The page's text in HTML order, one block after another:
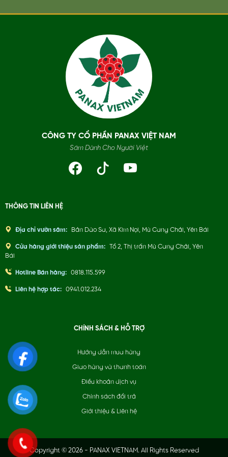
CÔNG TY CỔ PHẦN PANAX VIỆT NAM
Sâm Dành Cho Người Việt
THÔNG TIN LIÊN HỆ
Địa chỉ vườn sâm: Bản Dào Sa, Xã Kim Nọi, Mù Cang Chải, Yên Bái
Cửa hàng giới thiệu sản phẩm:
Tổ 2, Thị trấn Mù Cang Chải, Yên
Bái
Hotline Bán hàng: 0818.115.599
Liên hệ hợp tác: 0941.012.234
CHÍNH SÁCH & HỖ TRỢ
Hướng dẫn mua hàng
Giao hàng và thanh toán
Điều khoản dịch vụ
Chính sách đổi trả
Giới thiệu & Liên hệ
Copyright © 2026 - PANAX VIETNAM. All Rights Reserved